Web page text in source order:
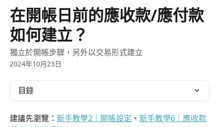
在開帳日前的應收款/應付款
如何建立？
獨立於開帳步驟，另外以交易形式建立
2024年10月23日
目錄
建議先瀏覽： 新手教學2｜開帳設定 、 新手教學6｜應收款